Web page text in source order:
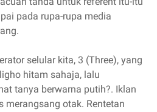
pada rupa-rupa media
selular kita, 3 (Three), yang
hitam sahaja, lalu
tanya berwarna putih?. Iklan
merangsang otak. Rentetan